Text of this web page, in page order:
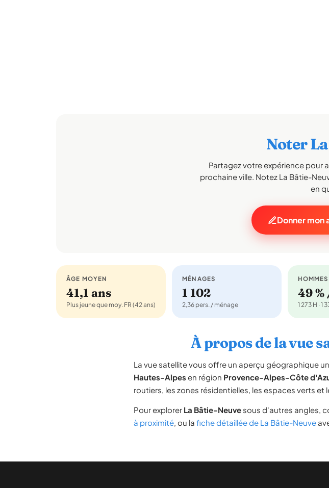
Noter
Partagez votre expérience pour
prochaine ville. Notez La Bâtie-
en
Donner mon
ÂGE MOYEN
41,1 ans
Plus jeune que moy. FR (42 ans)
MÉNAGES
1 102
2,36 pers. / ménage
49 %
1 273 H · 1
À propos de la vue
La vue satellite vous offre un aperçu géographique
Hautes-Alpes en région Provence-Alpes-Côte
routiers, les zones résidentielles, les espaces verts
Pour explorer La Bâtie-Neuve sous d'autres angles,
à proximité, ou la fiche détaillée de La Bâtie-Neuve